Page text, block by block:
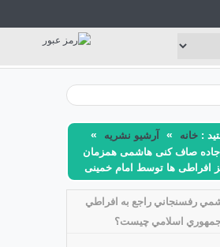
: خانه » آرشیو نشریه »
جاده صاف کنی هاشمی همزمان
افراطی ها توسط امام خمینی
رفسنجاني راجع به افراطي
جمهوري اسلامي چيست؟